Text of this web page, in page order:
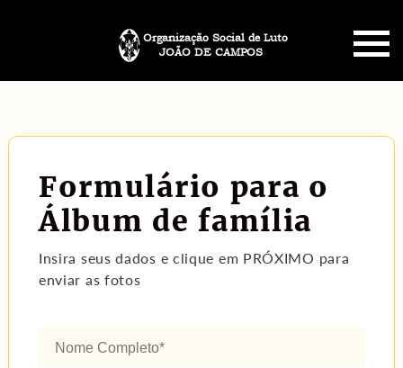
JOÃO DE CAMPOS
Organização Social de Luto
PLANO FUNERÁRIO
NECROLOGIA
MENSAGENS
Formulário para o
Álbum de família
Insira seus dados e clique em PRÓXIMO para
enviar as fotos